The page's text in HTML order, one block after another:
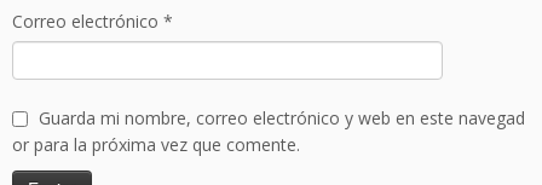
C
a
ó
n
)
Correo electrónico *
Guarda mi nombre, correo electrónico y web en este navegad
or para la próxima vez que comente.